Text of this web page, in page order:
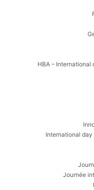
HBA –
International day
Journée